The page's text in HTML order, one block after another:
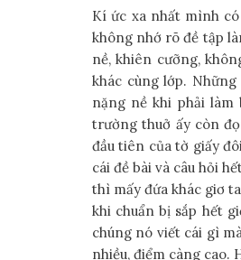
Kí ức xa nhất mình
không nhớ rõ đề tập
nề, khiên cưỡng,
khác cùng lớp.
nặng nề khi phải
trường thuở ấy còn
đầu tiên của tờ giấy
cái đề bài và câu hỏi
thì mấy đứa khác giơ
khi chuẩn bị sắp hết
chúng nó viết cái gì
nhiều, điểm càng cao.